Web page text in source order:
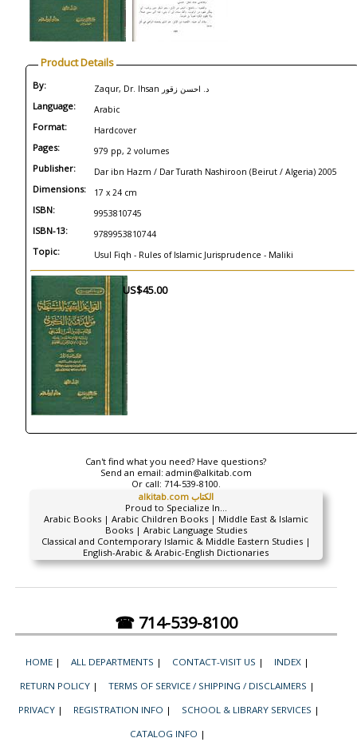
Product Details
By: Zaqur, Dr. Ihsan د. احسن زقور
Language: Arabic
Format: Hardcover
Pages: 979 pp, 2 volumes
Publisher: Dar ibn Hazm / Dar Turath Nashiroon (Beirut / Algeria) 2005
Dimensions: 17 x 24 cm
ISBN: 9953810745
ISBN-13: 9789953810744
Topic: Usul Fiqh - Rules of Islamic Jurisprudence - Maliki
US$45.00
Can't find what you need? Have questions?
Send an email: admin@alkitab.com
Or call: 714-539-8100.
alkitab.com الكتاب
Proud to Specialize In...
Arabic Books | Arabic Children Books | Middle East & Islamic
Books | Arabic Language Studies
Classical and Contemporary Islamic & Middle Eastern Studies |
English-Arabic & Arabic-English Dictionaries
☎ 714-539-8100
HOME | ALL DEPARTMENTS | CONTACT-VISIT US | INDEX |
RETURN POLICY | TERMS OF SERVICE / SHIPPING / DISCLAIMERS |
PRIVACY | REGISTRATION INFO | SCHOOL & LIBRARY SERVICES |
CATALOG INFO |